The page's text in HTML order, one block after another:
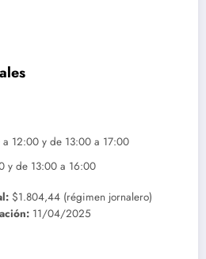
12:00 y de 13:00 a 17:00
y de 13:00 a 16:00
$1.804,44 (régimen jornalero)
11/04/2025